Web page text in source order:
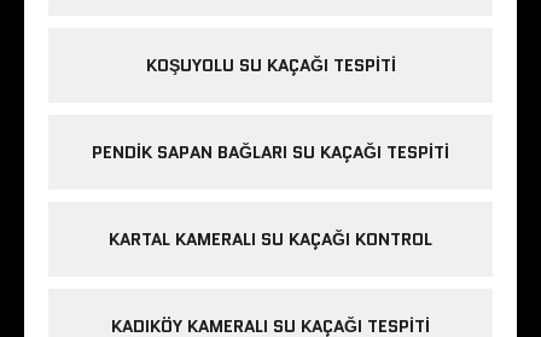
KOŞUYOLU SU KAÇAĞI TESPITI
PENDIK SAPAN BAĞLARI SU KAÇAĞI TESPITI
KARTAL KAMERALI SU KAÇAĞI KONTROL
KADIKÖY KAMERALI SU KAÇAĞI TESPITI